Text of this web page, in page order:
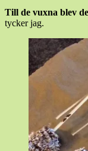
Till de vuxna blev
tycker jag.